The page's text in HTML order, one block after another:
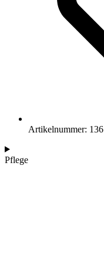
Artikelnummer: 136
Pflege